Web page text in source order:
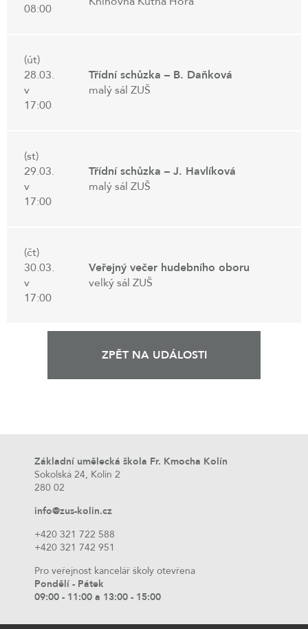
08:00
(út)
28.03.
v
17:00
Třídní schůzka – B. Daňková
malý sál ZUŠ
(st)
29.03.
v
17:00
Třídní schůzka – J. Havlíková
malý sál ZUŠ
(čt)
30.03.
v
17:00
Veřejný večer hudebního oboru
velký sál ZUŠ
ZPĚT NA UDÁLOSTI
Základní umělecká škola Fr. Kmocha Kolín
Sokolská 24, Kolín 2
280 02
info@zus-kolin.cz
+420 321 722 588
+420 321 742 951
Pro veřejnost kancelář školy otevřena
Pondělí - Pátek
09:00 - 11:00 a 13:00 - 15:00